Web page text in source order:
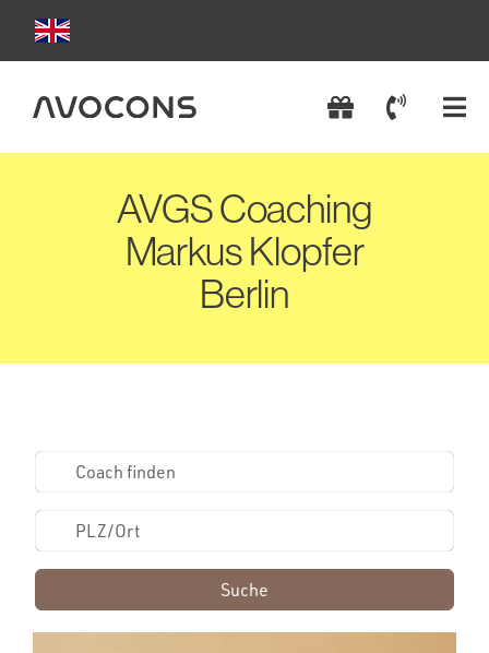
Inhalt
Coach wählen
Kontakt
AVGS Coaching
Markus Klopfer
Berlin
Suche